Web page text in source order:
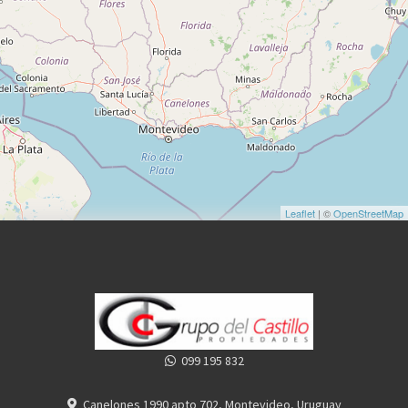
Leaflet | ©OpenStreetMap
099 195 832
Canelones 1990 apto 702, Montevideo, Uruguay